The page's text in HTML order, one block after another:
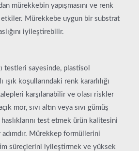
mürekkebin yapışmasını ve renk
etkiler. Mürekkebe uygun bir substrat
iyileştirebilir.
testleri sayesinde, plastisol
koşullarındaki renk kararlılığı
karşılanabilir ve olası riskler
mor, sıvı altın veya sıvı gümüş
test etmek ürün kalitesini
Mürekkep formüllerini
süreçlerini iyileştirmek ve yüksek